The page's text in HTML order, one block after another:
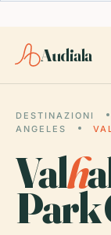
Audiala
DESTINAZIONI
ANGELES
Valh
Park